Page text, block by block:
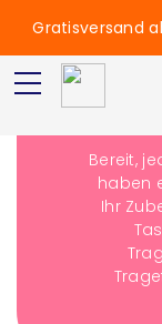
Bereit,
haben
Ihr
Gratisversand